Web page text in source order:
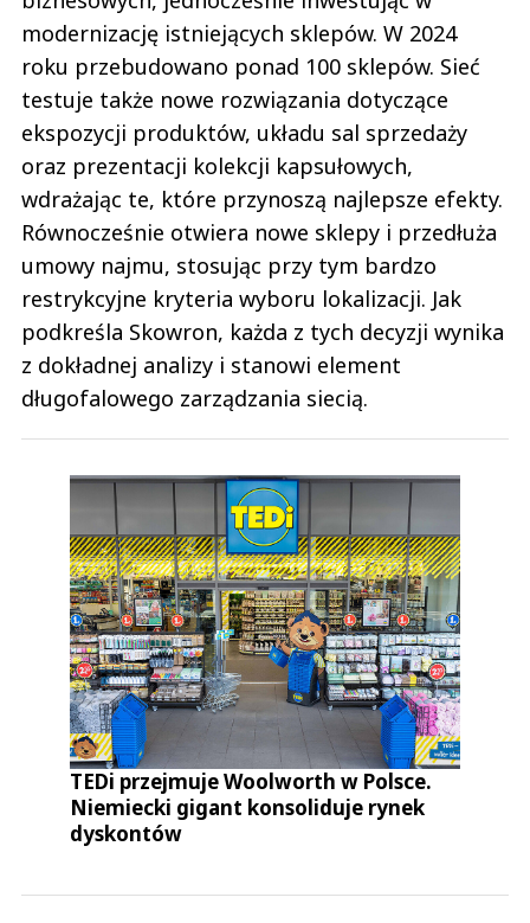
modernizację istniejących sklepów. W 2024
roku przebudowano ponad 100 sklepów. Sieć
testuje także nowe rozwiązania dotyczące
ekspozycji produktów, układu sal sprzedaży
oraz prezentacji kolekcji kapsułowych,
wdrażając te, które przynoszą najlepsze efekty.
Równocześnie otwiera nowe sklepy i przedłuża
umowy najmu, stosując przy tym bardzo
restrykcyjne kryteria wyboru lokalizacji. Jak
podkreśla Skowron, każda z tych decyzji wynika
z dokładnej analizy i stanowi element
długofalowego zarządzania siecią.
TEDi przejmuje Woolworth w Polsce.
Niemiecki gigant konsoliduje rynek
dyskontów